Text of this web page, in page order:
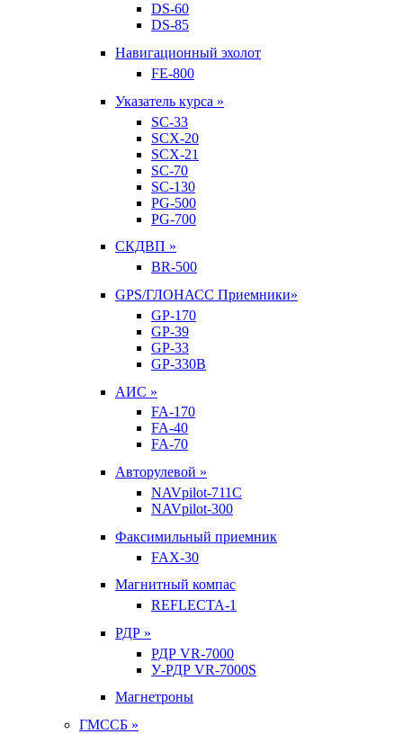
DS-60
DS-85
Навигационный эхолот
FE-800
Указатель курса »
SC-33
SCX-20
SCX-21
SC-70
SC-130
PG-500
PG-700
СКДВП »
BR-500
GPS/ГЛОНАСС Приемники»
GP-170
GP-39
GP-33
GP-330B
АИС »
FA-170
FA-40
FA-70
Авторулевой »
NAVpilot-711С
NAVpilot-300
Факсимильный приемник
FAX-30
Магнитный компас
REFLECTA-1
РДР »
РДР VR-7000
У-РДР VR-7000S
Магнетроны
ГМССБ »